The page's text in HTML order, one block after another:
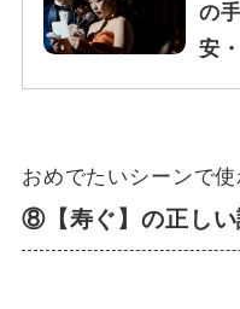
の
安
おめでたいシーンで使
⑧【寿ぐ】の正しい